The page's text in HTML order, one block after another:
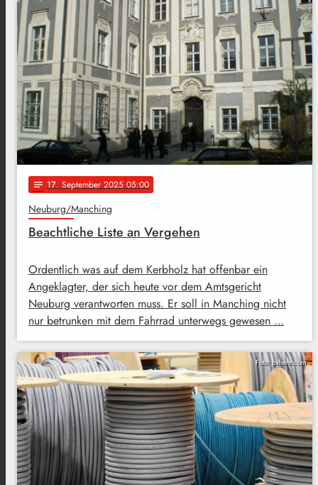
notes 17. September 2025 05:00
Neuburg/Manching
Beachtliche Liste an Vergehen
Ordentlich was auf dem Kerbholz hat offenbar ein
Angeklagter, der sich heute vor dem Amtsgericht
Neuburg verantworten muss. Er soll in Manching nicht
nur betrunken mit dem Fahrrad unterwegs gewesen …
Foto: pxhere.com